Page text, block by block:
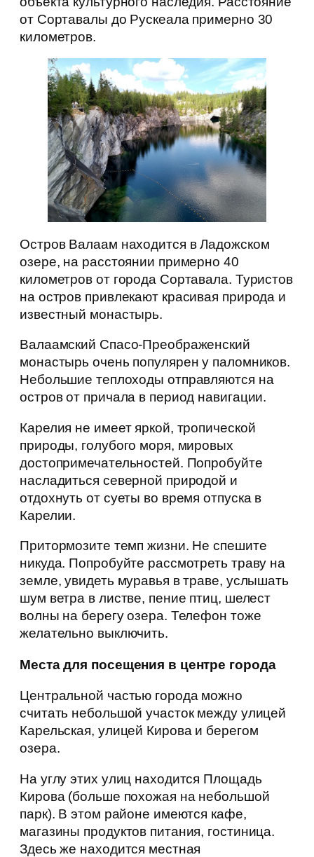
от Сортавалы до Рускеала примерно 30
километров.
Остров Валаам находится в Ладожском
озере, на расстоянии примерно 40
километров от города Сортавала. Туристов
на остров привлекают красивая природа и
известный монастырь.
Валаамский Спасо-Преображенский
монастырь очень популярен у паломников.
Небольшие теплоходы отправляются на
остров от причала в период навигации.
Карелия не имеет яркой, тропической
природы, голубого моря, мировых
достопримечательностей. Попробуйте
насладиться северной природой и
отдохнуть от суеты во время отпуска в
Карелии.
Притормозите темп жизни. Не спешите
никуда. Попробуйте рассмотреть траву на
земле, увидеть муравья в траве, услышать
шум ветра в листве, пение птиц, шелест
волны на берегу озера. Телефон тоже
желательно выключить.
Места для посещения в центре города
Центральной частью города можно
считать небольшой участок между улицей
Карельская, улицей Кирова и берегом
озера.
На углу этих улиц находится Площадь
Кирова (больше похожая на небольшой
парк). В этом районе имеются кафе,
магазины продуктов питания, гостиница.
Здесь же находится местная